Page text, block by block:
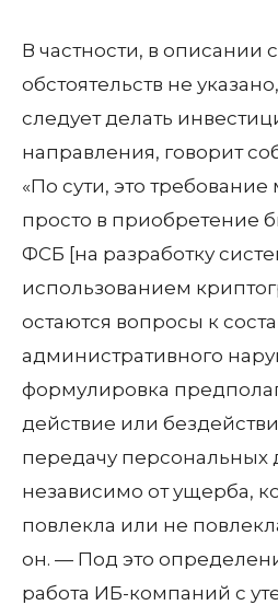
В частности, в описании
обстоятельств не
следует делать
направления, говорит
«По сути, это
просто в приобретение
ФСБ [на разработку
использованием
остаются вопросы к
административного
формулировка
действие или
передачу персональных
независимо от ущерба,
повлекла или не
он. — Под это
работа ИБ-компаний с